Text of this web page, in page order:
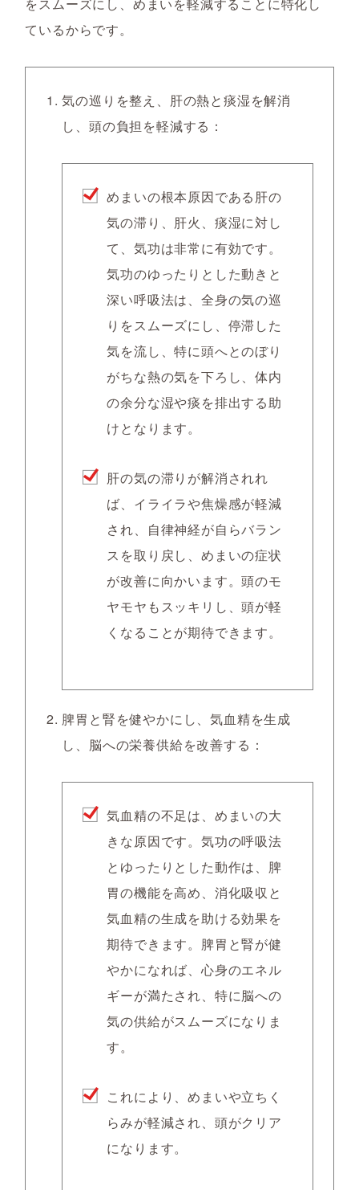
ているからです。
気の巡りを整え、肝の熱と痰湿を解消
し、頭の負担を軽減する：
めまいの根本原因である肝の
気の滞り、肝火、痰湿に対し
て、気功は非常に有効です。
気功のゆったりとした動きと
深い呼吸法は、全身の気の巡
りをスムーズにし、停滞した
気を流し、特に頭へとのぼり
がちな熱の気を下ろし、体内
の余分な湿や痰を排出する助
けとなります。
肝の気の滞りが解消されれ
ば、イライラや焦燥感が軽減
され、自律神経が自らバラン
スを取り戻し、めまいの症状
が改善に向かいます。頭のモ
ヤモヤもスッキリし、頭が軽
くなることが期待できます。
脾胃と腎を健やかにし、気血精を生成
し、脳への栄養供給を改善する：
気血精の不足は、めまいの大
きな原因です。気功の呼吸法
とゆったりとした動作は、脾
胃の機能を高め、消化吸収と
気血精の生成を助ける効果を
期待できます。脾胃と腎が健
やかになれば、心身のエネル
ギーが満たされ、特に脳への
気の供給がスムーズになりま
す。
これにより、めまいや立ちく
らみが軽減され、頭がクリア
になります。